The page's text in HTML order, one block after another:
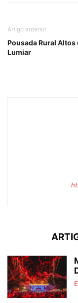
Artigo anterior
Pousada Rural Altos
Lumiar